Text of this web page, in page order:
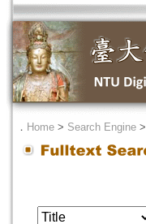
． Home > Search Engine >